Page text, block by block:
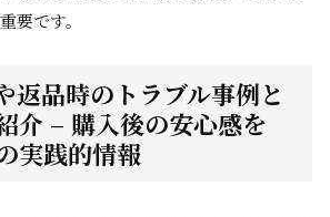
要です。
返品時のトラブル事例と
介 – 購入後の安心感を
実践的情報